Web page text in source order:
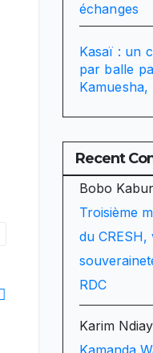
échanges
Kasaï : un
par balle
Recent
Bobo
Troisième
du CRESH,
RDC
Karim
Kamanda